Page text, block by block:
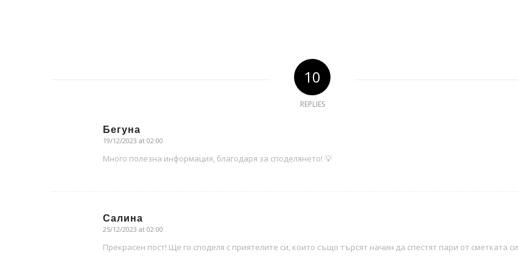
10
REPLIES
Бегуна
says:
19/12/2023 at 02:00
Много полезна информация, благодаря за споделянето! 💡
Салина
says:
25/12/2023 at 02:00
Прекрасен пост! Ще го споделя с приятелите си, които също търсят начин да спестят пари от сметката си